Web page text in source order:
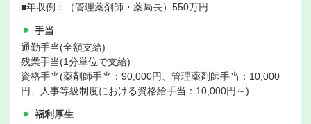
■年収例：（管理薬剤師・薬局長）550万円
手当
通勤手当(全額支給)
残業手当(1分単位で支給)
資格手当(薬剤師手当：90,000円、管理薬剤師手当：10,000
円、人事等級制度における資格給手当：10,000円～)
福利厚生